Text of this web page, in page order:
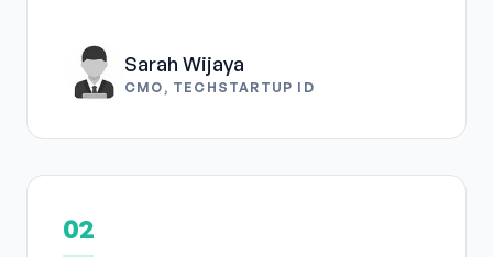
Sarah Wijaya
CMO, TECHSTARTUP ID
02